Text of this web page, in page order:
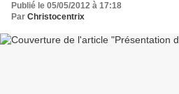
Publié le 05/05/2012 à 17:18
Par Christocentrix